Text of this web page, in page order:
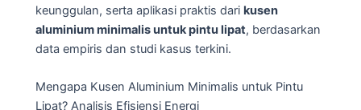
keunggulan, serta aplikasi praktis dari kusen
aluminium minimalis untuk pintu lipat, berdasarkan
data empiris dan studi kasus terkini.
Mengapa Kusen Aluminium Minimalis untuk Pintu
Lipat? Analisis Efisiensi Energi